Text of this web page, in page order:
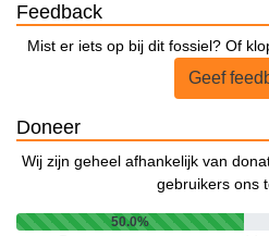
Feedback
Mist er iets op bij dit fossiel? Of
Geef
Doneer
Wij zijn geheel afhankelijk van
gebruikers ons
50.0%